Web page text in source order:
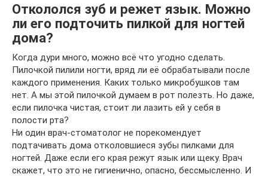
Откололся зуб и режет язык. Можно
ли его подточить пилкой для ногтей
дома?
Когда дури много, можно всё что угодно сделать.
Пилочкой пилили ногти, вряд ли её обрабатывали после
каждого применения. Каких только микробушков там
нет. А мы этой пилочкой думаем в рот полезть. Но даже,
если пилочка чистая, стоит ли лазить ей у себя в
полости рта?
Ни один врач-стоматолог не порекомендует
подтачивать дома отколовшиеся зубы пилками для
ногтей. Даже если его края режут язык или щеку. Врач
скажет, что это не гигиенично, опасно, бессмысленно. И